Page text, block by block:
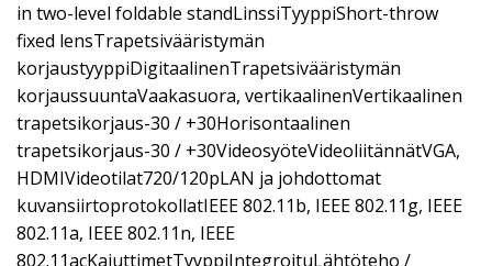
in two-level foldable standLinssiTyyppiShort-throw
fixed lensTrapetsivääristymän
korjaustyyppiDigitaalinenTrapetsivääristymän
korjaussuuntaVaakasuora, vertikaalinenVertikaalinen
trapetsikorjaus-30 / +30Horisontaalinen
trapetsikorjaus-30 / +30VideosyöteVideoliitännätVGA,
HDMIVideotilat720/120pLAN ja johdottomat
kuvansiirtoprotokollatIEEE 802.11b, IEEE 802.11g, IEEE
802.11a, IEEE 802.11n, IEEE
802.11acKaiuttimetTyyppiIntegroituLähtöteho /